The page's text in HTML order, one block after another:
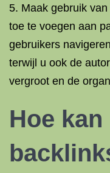
5. Maak gebruik
toe te voegen aan
gebruikers
terwijl u ook de
vergroot en de
Hoe